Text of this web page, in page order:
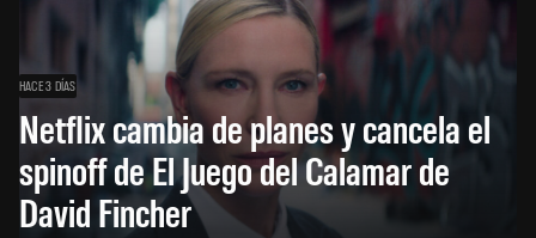
HACE 3 DÍAS
Netflix cambia de planes y cancela el
spinoff de El Juego del Calamar de
David Fincher